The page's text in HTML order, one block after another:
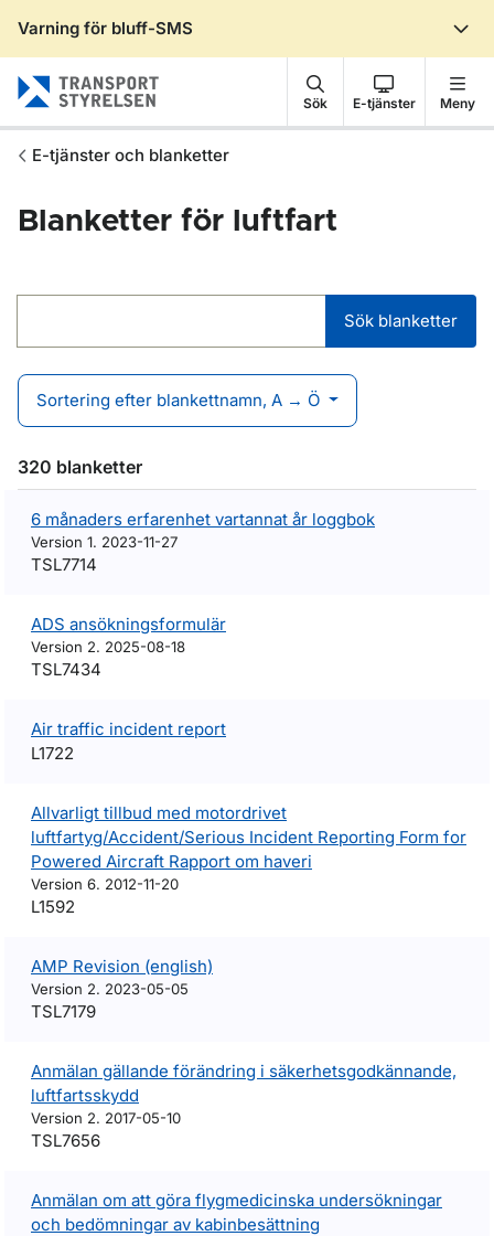
Varning för bluff-SMS
Sök E-tjänster Meny
E-tjänster och blanketter
Blanketter för luftfart
Sök blanketter
Sortering efter blankettnamn, A → Ö
320 blanketter
6 månaders erfarenhet vartannat år loggbok
Version 1. 2023-11-27
TSL7714
ADS ansökningsformulär
Version 2. 2025-08-18
TSL7434
Air traffic incident report
L1722
Allvarligt tillbud med motordrivet
luftfartyg/Accident/Serious Incident Reporting Form for
Powered Aircraft Rapport om haveri
Version 6. 2012-11-20
L1592
AMP Revision (english)
Version 2. 2023-05-05
TSL7179
Anmälan gällande förändring i säkerhetsgodkännande,
luftfartsskydd
Version 2. 2017-05-10
TSL7656
Anmälan om att göra flygmedicinska undersökningar
och bedömningar av kabinbesättning